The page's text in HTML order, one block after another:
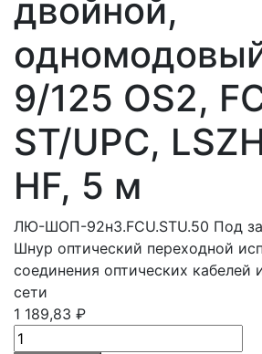
двойной,
9/125 OS2,
ST/UPC,
HF, 5 м
ЛЮ-ШОП-92н3.FCU.STU.50 Под
Шнур оптический переходной
соединения оптических кабелей
сети
1 189,83 ₽